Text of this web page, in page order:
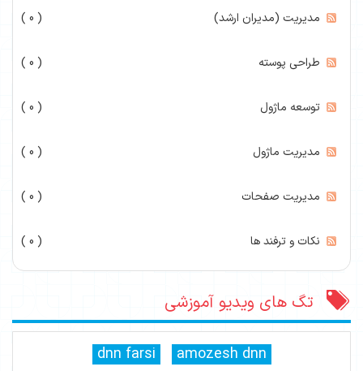
مدیریت (مدیران ارشد) ( 0 )
طراحی پوسته ( 0 )
توسعه ماژول ( 0 )
مدیریت ماژول ( 0 )
مدیریت صفحات ( 0 )
نکات و ترفند ها ( 0 )
تگ های ویدیو آموزشی
amozesh dnn
dnn farsi